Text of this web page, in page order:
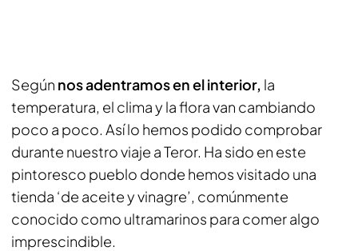
Según nos adentramos en el interior, la
temperatura, el clima y la flora van cambiando
poco a poco. Así lo hemos podido comprobar
durante nuestro viaje a Teror. Ha sido en este
pintoresco pueblo donde hemos visitado una
tienda ‘de aceite y vinagre’, comúnmente
conocido como ultramarinos para comer algo
imprescindible.